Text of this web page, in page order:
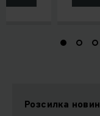
Розсилка новин